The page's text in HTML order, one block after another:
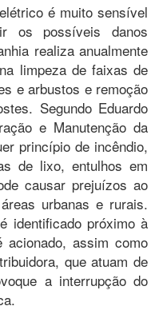
é muito sensível
os possíveis danos
realiza anualmente
limpeza de faixas de
e arbustos e remoção
Segundo Eduardo
e Manutenção da
princípio de incêndio,
de lixo, entulhos em
causar prejuízos ao
urbanas e rurais.
identificado próximo à
acionado, assim como
que atuam de
a interrupção do